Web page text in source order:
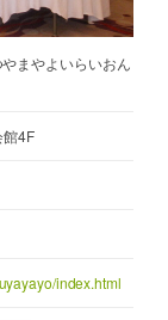
まやよいらいおん
館4F
index.html